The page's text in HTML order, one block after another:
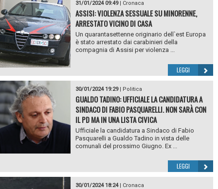
31/01/2024 09:49| Cronaca
ASSISI: VIOLENZA SESSUALE SU MINORENNE,
ARRESTATO VICINO DI CASA
Un quarantasettenne originario dell`est Europa
è stato arrestato dai carabinieri della
compagnia di Assisi per violenza ...
LEGGI
30/01/2024 19:29| Politica
GUALDO TADINO: UFFICIALE LA CANDIDATURA A
SINDACO DI FABIO PASQUARELLI. NON SARÀ CON
IL PD MA IN UNA LISTA CIVICA
Ufficiale la candidatura a Sindaco di Fabio
Pasquarelli a Gualdo Tadino in vista delle
comunali del prossimo Giugno. Ex ...
LEGGI
30/01/2024 18:24| Cronaca